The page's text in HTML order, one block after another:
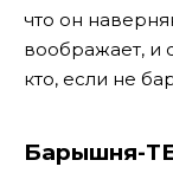
что он
воображает, и
кто, если не
Барышня-